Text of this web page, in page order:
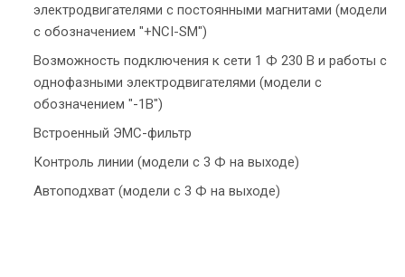
электродвигателями с постоянными магнитами (модели
с обозначением "+NCI-SM")
Возможность подключения к сети 1 Ф 230 В и работы с
однофазными электродвигателями (модели с
обозначением "-1В")
Встроенный ЭМС-фильтр
Контроль линии (модели с 3 Ф на выходе)
Автоподхват (модели с 3 Ф на выходе)